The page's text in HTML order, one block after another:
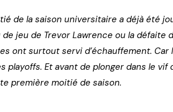
de la saison universitaire a déjà été
de jeu de Trevor Lawrence ou la défaite
ont surtout servi d’échauffement.
playoffs. Et avant de plonger dans le
première moitié de saison.